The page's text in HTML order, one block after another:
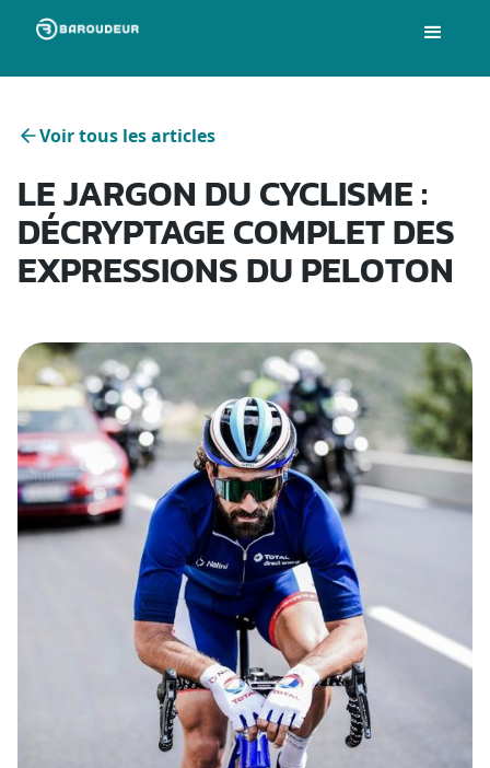
Voir tous les articles
LE JARGON DU CYCLISME :
DÉCRYPTAGE COMPLET DES
EXPRESSIONS DU PELOTON